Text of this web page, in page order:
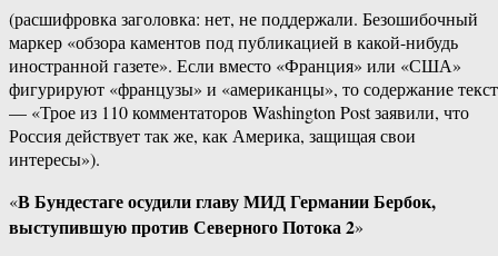
(расшифровка заголовка: нет, не поддержали. Безошибочный
маркер «обзора каментов под публикацией в какой-нибудь
иностранной газете». Если вместо «Франция» или «США»
фигурируют «французы» и «американцы», то содержание
— «Трое из 110 комментаторов Washington Post заявили, что
Россия действует так же, как Америка, защищая свои
интересы»).
«В Бундестаге осудили главу МИД Германии Бербок,
выступившую против Северного Потока 2»